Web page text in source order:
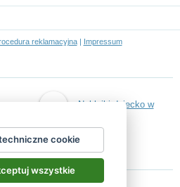
reklamacyjna| Impressum
Naklejki dziecko w
cookie
wszystkie